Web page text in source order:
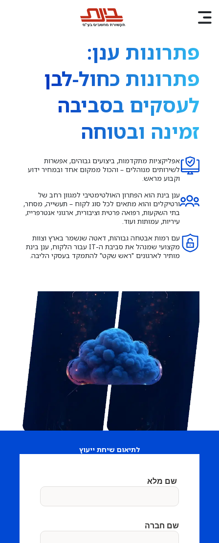
פתרונות ענן:
פתרונות כחול-לבן
לעסקים בסביבה
זמינה ובטוחה
אפליקציות מתקדמות, ביצועים גבוהים, אפשרות
לשירותים מנוהלים – והכול ממקום אחד ובמחיר ידוע
וקבוע מראש.
ענן בינת הוא הפתרון האולטימטיבי למגוון רחב של
ורטיקלים והוא מתאים לכל סוג לקוח – תעשייה, מסחר,
בתי השקעות, רפואה פרטית וציבורית, ארגוני אנטרפרייז,
עיריות, עמותות ועוד.
עם רמות אבטחה גבוהות, דאטה שנשמר בארץ וצוות
מקצועי שמנהל את סביבת ה-IT עבור הלקוח, ענן בינת
מותיר לארגונים "ראש שקט" להתמקד בעסקי הליבה.
לתיאום שיחת ייעוץ